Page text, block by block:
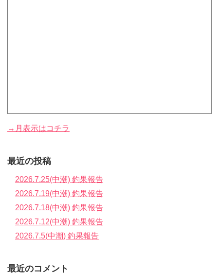
→月表示はコチラ
最近の投稿
2026.7.25(中潮) 釣果報告
2026.7.19(中潮) 釣果報告
2026.7.18(中潮) 釣果報告
2026.7.12(中潮) 釣果報告
2026.7.5(中潮) 釣果報告
最近のコメント